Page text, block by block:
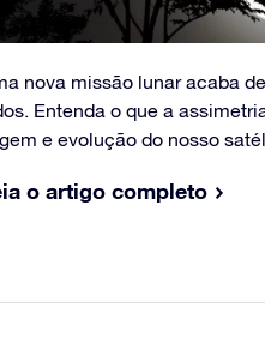
nova missão lunar acaba
Entenda o que a
e evolução do nosso
o artigo completo